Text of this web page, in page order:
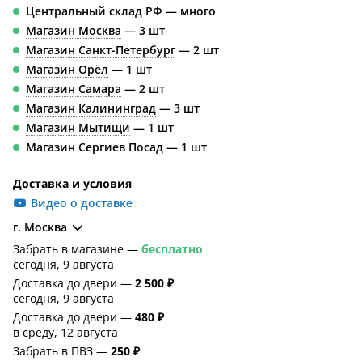
Центральный склад РФ — много
Магазин Москва — 3 шт
Магазин Санкт-Петербург — 2 шт
Магазин Орёл — 1 шт
Магазин Самара — 2 шт
Магазин Калининград — 3 шт
Магазин Мытищи — 1 шт
Магазин Сергиев Посад — 1 шт
Доставка и условия
Видео о доставке
г. Москва
Забрать в магазине — бесплатно
сегодня, 9 августа
Доставка до двери — 2 500 ₽
сегодня, 9 августа
Доставка до двери — 480 ₽
в среду, 12 августа
Забрать в ПВЗ — 250 ₽